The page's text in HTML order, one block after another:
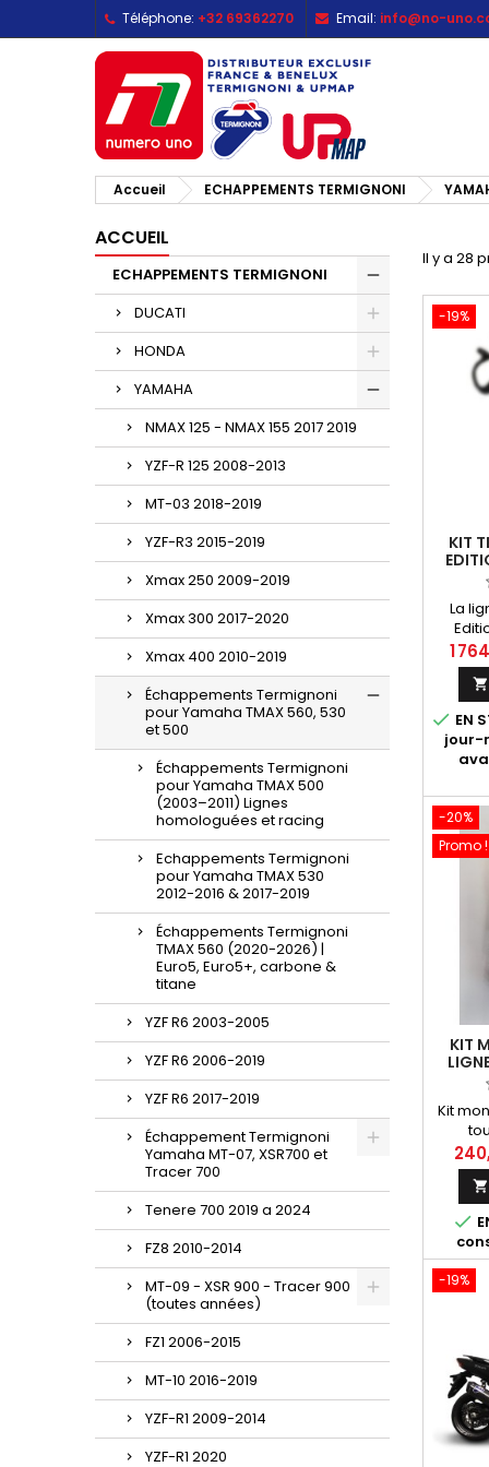
Téléphone: +32 69362270 Email: info@no-
Accueil ECHAPPEMENTS TERMIGNONI
ACCUEIL
ECHAPPEMENTS TERMIGNONI
DUCATI
HONDA
YAMAHA
NMAX 125 - NMAX 155 2017 2019
YZF-R 125 2008-2013
MT-03 2018-2019
YZF-R3 2015-2019
Xmax 250 2009-2019
Xmax 300 2017-2020
Xmax 400 2010-2019
Échappements Termignoni
pour Yamaha TMAX 560, 530
et 500
Échappements Termignoni
pour Yamaha TMAX 500
(2003–2011) Lignes
homologuées et racing
Echappements Termignoni
pour Yamaha TMAX 530
2012-2016 & 2017-2019
Échappements Termignoni
TMAX 560 (2020-2026) |
Euro5, Euro5+, carbone &
titane
YZF R6 2003-2005
YZF R6 2006-2019
YZF R6 2017-2019
Échappement Termignoni
Yamaha MT-07, XSR700 et
Tracer 700
Tenere 700 2019 a 2024
FZ8 2010-2014
MT-09 - XSR 900 - Tracer 900
(toutes années)
FZ1 2006-2015
MT-10 2016-2019
YZF-R1 2009-2014
YZF-R1 2020
Il y a 28
-19%
KIT
La
doute
la
de
du
1

 EN
jour-
-20%
Promo !
KIT
Kit


-19%